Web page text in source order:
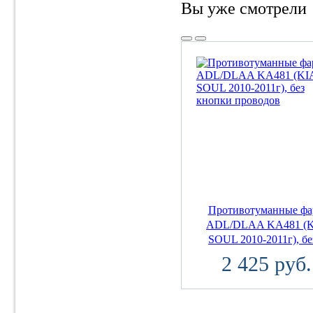
Вы уже смотрели
Противотуманные
ADL/DLAA KA481
SOUL 2010-2011г),
2 425 руб.